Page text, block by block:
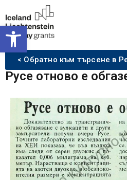
Open toolbar
< Обратно към търсене в
Русе отново е